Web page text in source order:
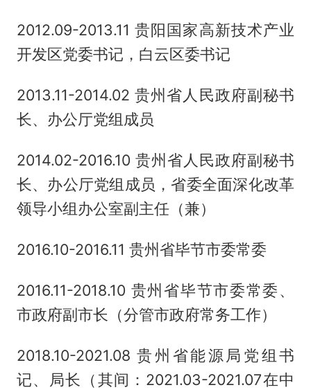
2012.09-2013.11 贵阳国家高新技术产业
开发区党委书记，白云区委书记
2013.11-2014.02 贵州省人民政府副秘书
长、办公厅党组成员
2014.02-2016.10 贵州省人民政府副秘书
长、办公厅党组成员，省委全面深化改革
领导小组办公室副主任（兼）
2016.10-2016.11 贵州省毕节市委常委
2016.11-2018.10 贵州省毕节市委常委、
市政府副市长（分管市政府常务工作）
2018.10-2021.08 贵州省能源局党组书
记、局长（其间：2021.03-2021.07在中